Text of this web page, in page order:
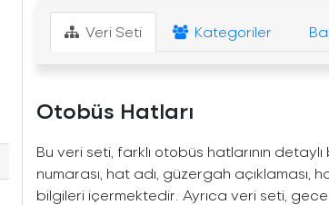
Veri Seti Kategoriler
Otobüs Hatları
Bu veri seti, farklı otobüs hatlarının
numarası, hat adı, güzergah açıklaması,
bilgileri içermektedir. Ayrıca veri seti,